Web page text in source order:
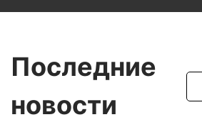
Последние
новости